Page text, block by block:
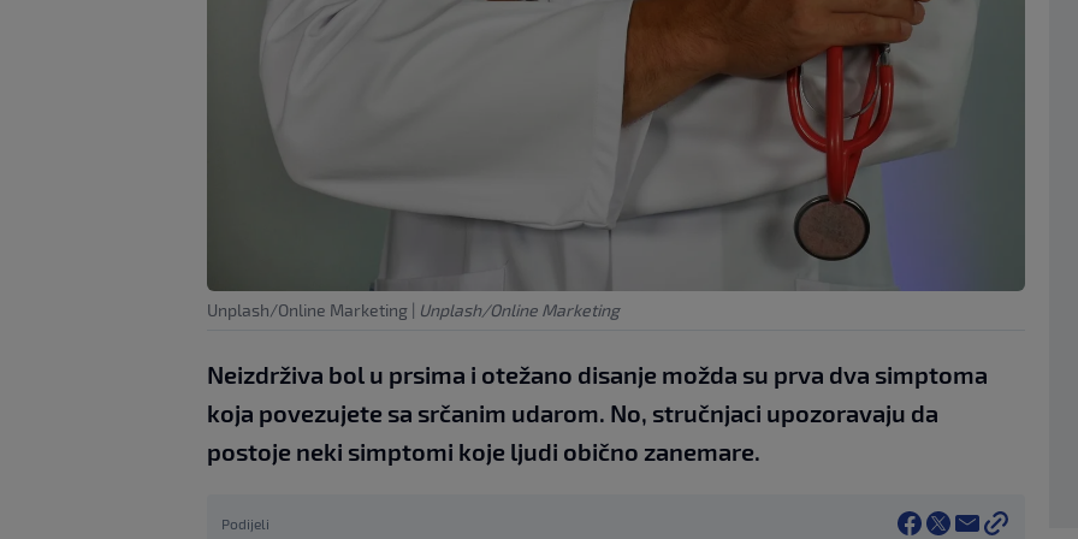
Unplash/Online Marketing | Unplash/Online Marketing
Neizdrživa bol u prsima i otežano disanje možda su prva dva simptoma
koja povezujete sa srčanim udarom. No, stručnjaci upozoravaju da
postoje neki simptomi koje ljudi obično zanemare.
Podijeli